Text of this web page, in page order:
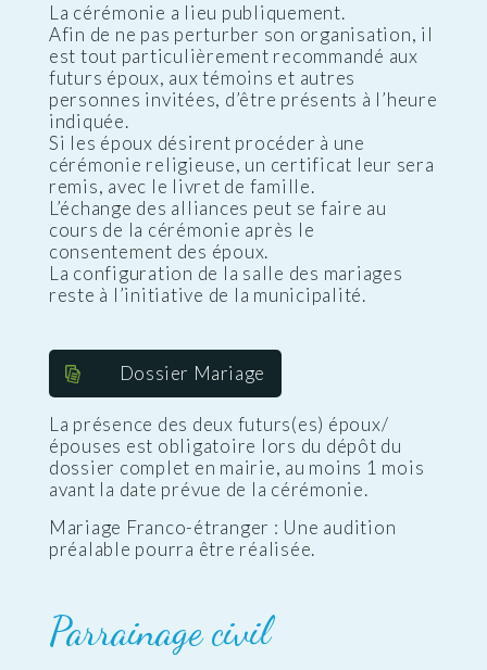
La cérémonie a lieu publiquement.
Afin de ne pas perturber son organisation, il
est tout particulièrement recommandé aux
futurs époux, aux témoins et autres
personnes invitées, d’être présents à l’heure
indiquée.
Si les époux désirent procéder à une
cérémonie religieuse, un certificat leur sera
remis, avec le livret de famille.
L’échange des alliances peut se faire au
cours de la cérémonie après le
consentement des époux.
La configuration de la salle des mariages
reste à l’initiative de la municipalité.
Dossier Mariage
La présence des deux futurs(es) époux/
épouses est obligatoire lors du dépôt du
dossier complet en mairie, au moins 1 mois
avant la date prévue de la cérémonie.
Mariage Franco-étranger : Une audition
préalable pourra être réalisée.
Parrainage civil